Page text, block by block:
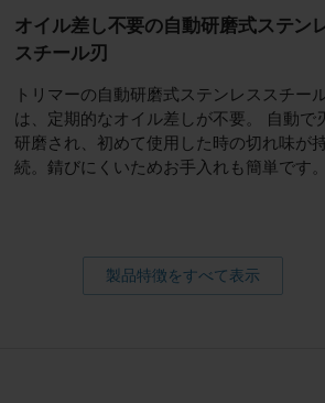
オイル差し不要の自動研磨式ステン
スチール刃
トリマーの自動研磨式ステンレススチー
は、定期的なオイル差しが不要。 自動で
研磨され、初めて使用した時の切れ味が
続。錆びにくいためお手入れも簡単です。
製品特徴をすべて表示